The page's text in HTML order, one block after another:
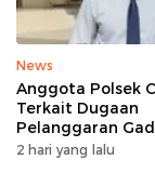
News
Anggota Polsek
Terkait Dugaan
Pelanggaran
Kasus Ditangani
2 hari yang lalu